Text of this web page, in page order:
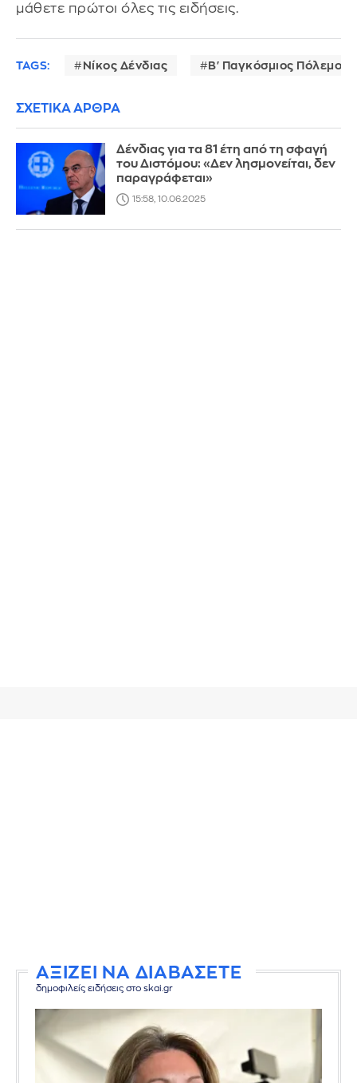
μάθετε πρώτοι όλες τις ειδήσεις.
TAGS: Νίκος Δένδιας Β' Παγκόσμιος Πόλεμος
ΣΧΕΤΙΚΑ ΑΡΘΡΑ
Δένδιας για τα 81 έτη από τη σφαγή
του Διστόμου: «Δεν λησμονείται, δεν
παραγράφεται»
15:58, 10.06.2025
ΑΞΙΖΕΙ ΝΑ ΔΙΑΒΑΣΕΤΕ
δημοφιλείς ειδήσεις στο skai.gr